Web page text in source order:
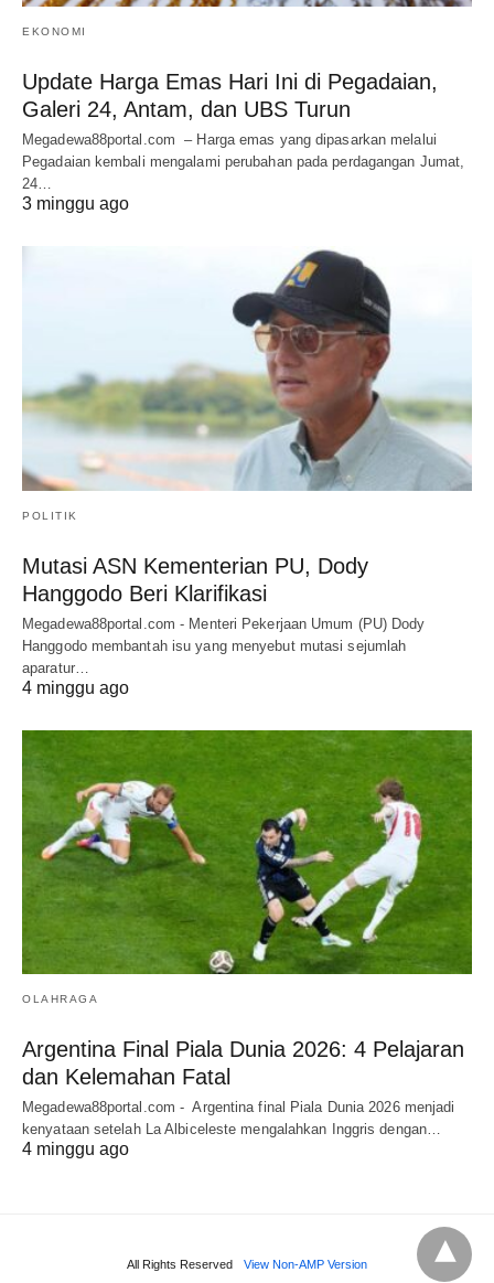
EKONOMI
Update Harga Emas Hari Ini di Pegadaian,
Galeri 24, Antam, dan UBS Turun
Megadewa88portal.com – Harga emas yang dipasarkan melalui
Pegadaian kembali mengalami perubahan pada perdagangan Jumat,
24…
3 minggu ago
POLITIK
Mutasi ASN Kementerian PU, Dody
Hanggodo Beri Klarifikasi
Megadewa88portal.com - Menteri Pekerjaan Umum (PU) Dody
Hanggodo membantah isu yang menyebut mutasi sejumlah
aparatur…
4 minggu ago
OLAHRAGA
Argentina Final Piala Dunia 2026: 4 Pelajaran
dan Kelemahan Fatal
Megadewa88portal.com - Argentina final Piala Dunia 2026 menjadi
kenyataan setelah La Albiceleste mengalahkan Inggris dengan…
4 minggu ago
All Rights Reserved View Non-AMP Version